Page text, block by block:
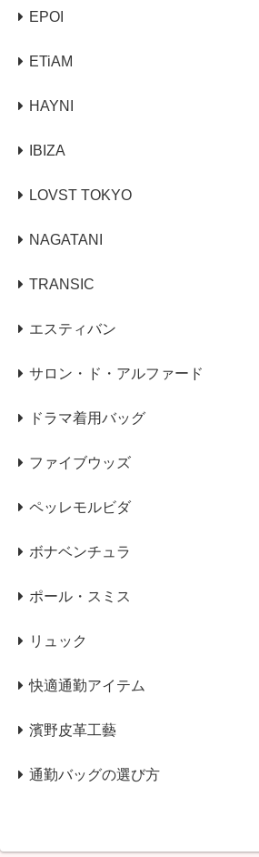
EPOI
ETiAM
HAYNI
IBIZA
LOVST TOKYO
NAGATANI
TRANSIC
エスティバン
サロン・ド・アルファード
ドラマ着用バッグ
ファイブウッズ
ペッレモルビダ
ボナベンチュラ
ポール・スミス
リュック
快適通勤アイテム
濱野皮革工藝
通勤バッグの選び方